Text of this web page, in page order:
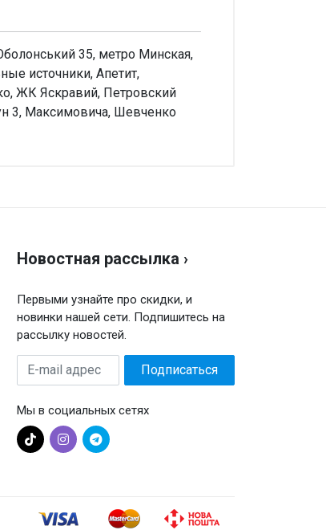
35, метро Минская,
источники, Апетит,
ЖК Яскравий, Петровский
3, Максимовича, Шевченко
Отправить
Новостная рассылка ›
Первыми узнайте про скидки, и
новинки нашей сети. Подпишитесь на
рассылку новостей.
E-
mail
адрес
Подписаться
Мы в социальных сетях